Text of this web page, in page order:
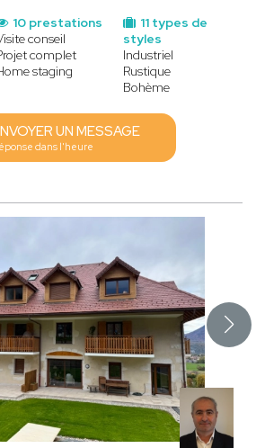
11 types de
styles
Industriel
Rustique
Bohème
10 prestations
conseil
complet
staging
UN MESSAGE
dans l'heure